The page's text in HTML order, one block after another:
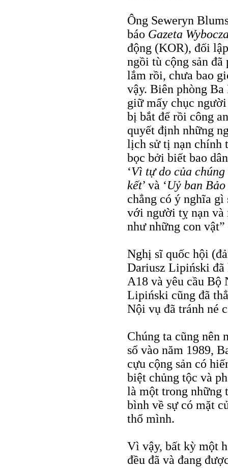
Ông Seweryn
báo Gazeta
động (KOR), đối
ngồi tù cộng sản đã
lắm rồi, chưa bao
vậy. Biên phòng
giữ mấy chục
bị bắt để rồi công
quyết định những
lịch sử tị nạn chính
bọc bởi biết bao
‘Vì tự do của
kết’ và ‘Uỷ ban
chẳng có ý nghĩa
với người tỵ nạn và
như những con
Nghị sĩ quốc hội
Dariusz Lipiński đã
A18 và yêu cầu Bộ
Lipiński cũng đã
Nội vụ đã tránh né
Chúng ta cũng nên
sổ vào năm 1989,
cựu cộng sản có
biệt chủng tộc và
là một trong những
bình về sự có mặt
thổ mình.
Vì vậy, bất kỳ một
đều đã và đang